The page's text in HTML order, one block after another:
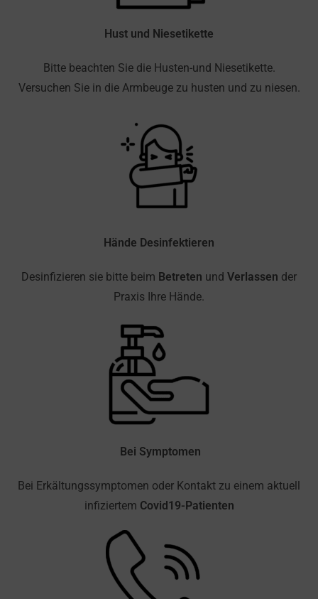
Hust und Niesetikette
Bitte beachten Sie die Husten-und Niesetikette.
Versuchen Sie in die Armbeuge zu husten und zu niesen.
Hände Desinfektieren
Desinfizieren sie bitte beim Betreten und Verlassen der
Praxis Ihre Hände.
Bei Symptomen
Bei Erkältungssymptomen oder Kontakt zu einem aktuell
infiziertem Covid19-Patienten